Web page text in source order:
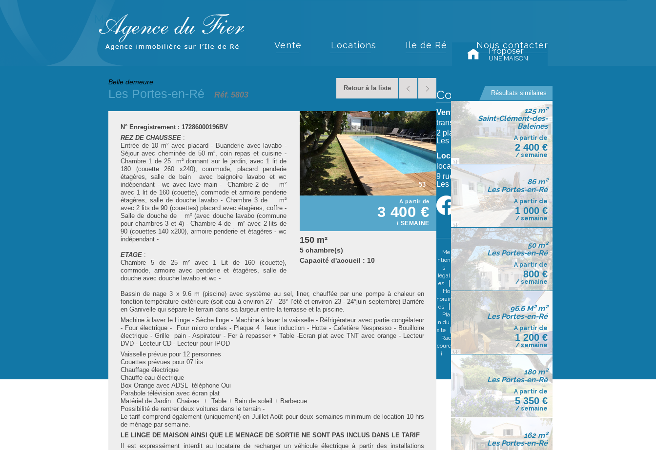
Menu
Vente Locations Ile de Ré Nous contacter
Belle demeure
Les Portes-en-Ré Réf. 5803
53
A partir de
3 400 €
/ SEMAINE
150 m²
5 chambre(s)
Capacité d'accueil : 10
N° Enregistrement : 17286000196BV
REZ DE CHAUSSEE :
Entrée de 10 m² avec placard - Buanderie avec lavabo -
Séjour avec cheminée de 50 m², coin repas et cuisine -
Chambre 1 de 25 m² donnant sur le jardin, avec 1 lit de
180 (couette 260 x240), commode, placard penderie
étagères, salle de bain avec baignoire lavabo et wc
indépendant - wc avec lave main - Chambre 2 de m²
avec 1 lit de 160 (couette), commode et armoire penderie
étagères, salle de douche lavabo - Chambre 3 de m²
avec 2 lits de 90 (couettes) placard avec étagères, coffre -
Salle de douche de m² (avec douche lavabo (commune
pour chambres 3 et 4) - Chambre 4 de m² avec 2 lits de
90 (couettes 140 x200), armoire penderie et étagères - wc
indépendant -
ETAGE :
Chambre 5 de 25 m² avec 1 Lit de 160 (couette),
commode, armoire avec penderie et étagères, salle de
douche avec douche lavabo et wc -
Bassin de nage 3 x 9.6 m (piscine) avec système au sel, liner, chauffée par une pompe à chaleur en
fonction température extérieure (soit eau à environ 27 - 28° l’été et environ 23 - 24°juin septembre) Barrière
en Ganivelle qui sépare le terrain dans sa largeur entre la terrasse et la piscine.
Machine à laver le Linge - Sèche linge - Machine à laver la vaisselle - Réfrigérateur avec partie congélateur
- Four électrique - Four micro ondes - Plaque 4 feux induction - Hotte - Cafetière Nespresso - Bouilloire
électrique - Grille pain - Aspirateur - Fer à repasser + Table -Ecran plat avec TNT avec orange - Lecteur
DVD - Lecteur CD - Lecteur pour IPOD
Vaisselle prévue pour 12 personnes
Couettes prévues pour 07 lits
Chauffage électrique
Chauffe eau électrique
Box Orange avec ADSL téléphone Oui
Parabole télévision avec écran plat
Matériel de Jardin : Chaises + Table + Bain de soleil + Barbecue
Possibilité de rentrer deux voitures dans le terrain -
Le tarif comprend également (uniquement) en Juillet Août pour deux semaines minimum de location 10 hrs
de ménage par semaine.
LE LINGE DE MAISON AINSI QUE LE MENAGE DE SORTIE NE SONT PAS INCLUS DANS LE TARIF
Il est expressément interdit au locataire de recharger un véhicule électrique à partir des installations
Retour à la liste
Résultats similaires
125 m²
Saint-Clément-des-
Baleines
A partir de
2 400 €
/ semaine
86 m²
Les Portes-en-Ré
A partir de
1 000 €
/ semaine
50 m²
Les Portes-en-Ré
A partir de
800 €
/ semaine
96.6 M² m²
Les Portes-en-Ré
A partir de
1 200 €
/ semaine
180 m²
Les Portes-en-Ré
A partir de
5 350 €
/ semaine
162 m²
Les Portes-en-Ré
Proposer
UNE MAISON
Coordonnées
Vente : 05 46 29 52 17
transaction@agencedufier.fr
2 place de la liberté 17880
Les Portes en Ré
Location :
05 46 29 61 75
location@agencedufier.fr
9 rue Jules David 17880
Les Portes en Ré
Me
ntion
s
légal
es
Ho
norair
es
Pla
n du
site
Rac
courc
i